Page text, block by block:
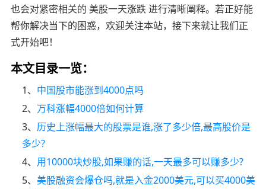
也会对紧密相关的 美股一天涨跌 进行清晰阐释。若正好能
帮你解决当下的困惑，欢迎关注本站，接下来就让我们正
式开始吧！
本文目录一览：
1、 中国股市能涨到4000点吗
2、 万科涨幅4000倍如何计算
3、 历史上涨幅最大的股票是谁,涨了多少倍,最高股价是
多少?
4、 用10000块炒股,如果赚的话,一天最多可以赚多少?
5、美股融资会爆仓吗,就是入金2000美元,可以买4000美